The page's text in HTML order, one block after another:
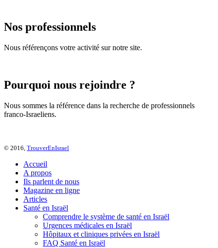
Nos professionnels
Nous référençons votre activité sur notre site.
Pourquoi nous rejoindre ?
Nous sommes la référence dans la recherche de professionnels
franco-Israeliens.
© 2016, TrouverEnIsrael
Accueil
A propos
Ils parlent de nous
Magazine en ligne
Articles
Santé en Israël
Comprendre le système de santé en Israël
Urgences médicales en Israël
Hôpitaux et cliniques privées en Israël
FAQ Santé en Israël